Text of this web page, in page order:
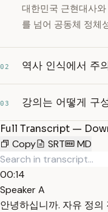
대한민국 근현대사
를 넘어 공동체 정체
02 역사 인식에서 주
03 강의는 어떻게 구
Full Transcript —
Copy
SRT MD
00:14
Speaker A
안녕하십니까. 자유 정